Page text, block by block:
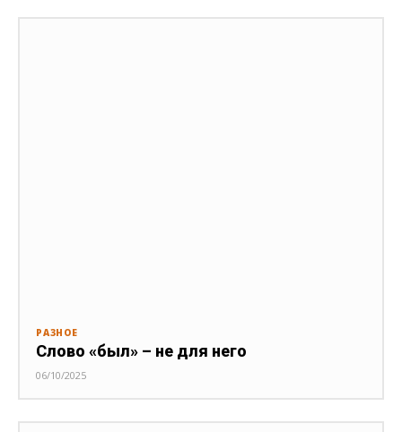
РАЗНОЕ
Слово «был» – не для него
06/10/2025